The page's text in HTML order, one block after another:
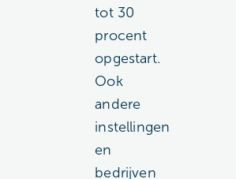
tot 30
procent
opgestart.
Ook
andere
instellingen
en
bedrijven